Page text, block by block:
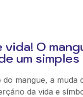
O
um
mangue, a muda
da vida e